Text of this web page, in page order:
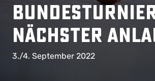
Bundesturnier
Nächster
3./4. September 2022